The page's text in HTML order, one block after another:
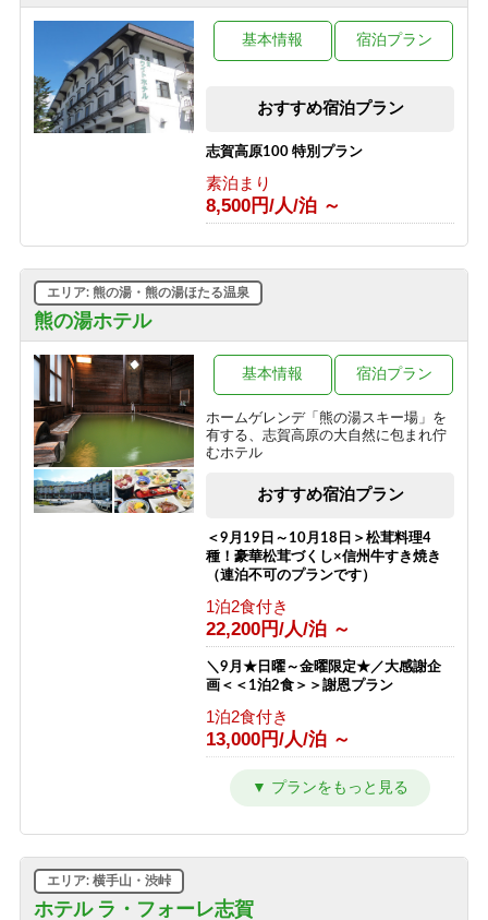
1泊2食付き
9,800円/人/泊 ～
グラスワインorグラスジュース付き、
1泊2食付き
9,600円/人/泊 ～
源泉かけ流しのにごり湯温泉と夕食時
1泊2食付き
9,600円/人/泊 ～
プラン（お1人様歓迎）
1泊2食付き
12,500円/人/泊 ～
【夏得】源泉かけ流しのにごり湯温泉
10,200円/人/泊 ～
基本情報 宿泊プラン
おすすめ宿泊プラン
志賀高原100 特別プラン
素泊まり
8,500円/人/泊 ～
熊の湯ホテル
エリア: 熊の湯・熊の湯ほたる温泉
ホームゲレンデ「熊の湯スキー場」を
有する、志賀高原の大自然に包まれ佇
むホテル
基本情報 宿泊プラン
おすすめ宿泊プラン
＜9月19日～10月18日＞松茸料理4
種！豪華松茸づくし×信州牛すき焼き
（連泊不可のプランです）
1泊2食付き
22,200円/人/泊 ～
＼9月★日曜～金曜限定★／大感謝企
画＜＜1泊2食＞＞謝恩プラン
1泊2食付き
13,000円/人/泊 ～
2種の信州牛料理と地元食材を味わう
＼1泊2食スタンダード～翡翠hisui～／
食グレードアップ～碧落hekiraku～／
ホテル ラ・フォーレ志賀
エリア: 横手山・渋峠